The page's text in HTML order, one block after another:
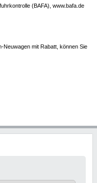
(BAFA), www.bafa.de
mit Rabatt, können Sie